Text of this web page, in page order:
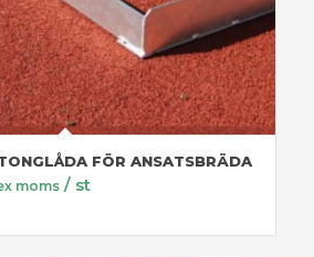
FÖR ANSATSBRÄDA
moms / st